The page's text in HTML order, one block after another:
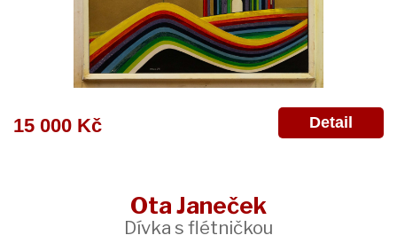
15 000 Kč Detail
Ota Janeček
Dívka s flétničkou